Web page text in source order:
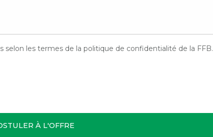
les termes de la politique de confidentialité de la FFB.
À L'OFFRE